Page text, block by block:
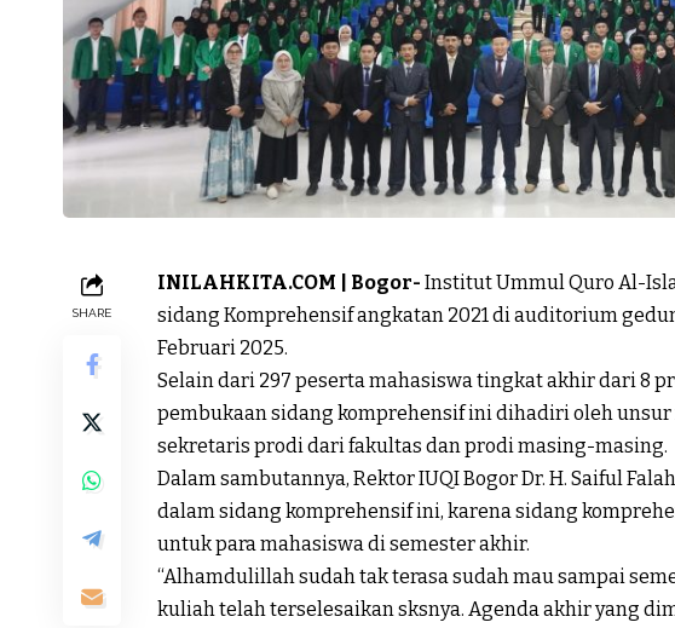
SHARE
INILAHKITA.COM | Bogor- Institut Ummul Quro Al-
sidang Komprehensif angkatan 2021 di auditorium
Februari 2025.
Selain dari 297 peserta mahasiswa tingkat akhir dari 8
pembukaan sidang komprehensif ini dihadiri oleh unsur
sekretaris prodi dari fakultas dan prodi masing-masing.
Dalam sambutannya, Rektor IUQI Bogor Dr. H. Saiful
dalam sidang komprehensif ini, karena sidang
untuk para mahasiswa di semester akhir.
“Alhamdulillah sudah tak terasa sudah mau sampai
kuliah telah terselesaikan sksnya. Agenda akhir yang